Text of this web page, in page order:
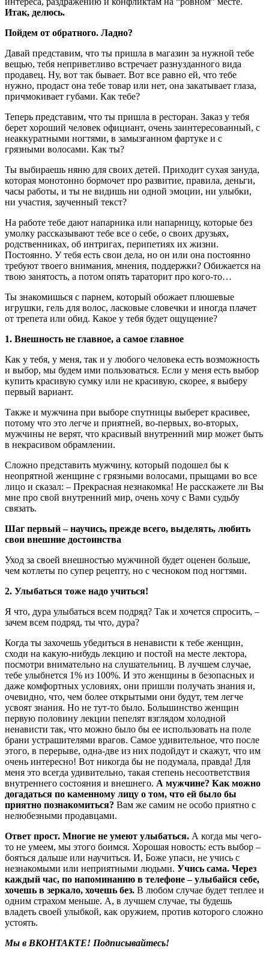
Итак, делюсь.
Пойдем от обратного. Ладно?
Давай представим, что ты пришла в магазин за нужной тебе
вещью, тебя неприветливо встречает разнузданного вида
продавец. Ну, вот так бывает. Вот все равно ей, что тебе
нужно, продаст она тебе товар или нет, она закатывает глаза,
причмокивает губами. Как тебе?
Теперь представим, что ты пришла в ресторан. Заказ у тебя
берет хороший человек официант, очень заинтересованный, с
неаккуратными ногтями, в замызганном фартуке и с
грязными волосами. Как ты?
Ты выбираешь няню для своих детей. Приходит сухая зануда,
которая монотонно бормочет про развитие, правила, деньги,
часы работы, и ты не видишь ни одной эмоции, ни улыбки,
ни участия, заученный текст?
На работе тебе дают напарника или напарницу, которые без
умолку рассказывают тебе все о себе, о своих друзьях,
родственниках, об интригах, перипетиях их жизни.
Постоянно. У тебя есть свои дела, но он или она постоянно
требуют твоего внимания, мнения, поддержки? Обижается на
твою занятость, а потом опять тараторит про кого-то…
Ты знакомишься с парнем, который обожает плюшевые
игрушки, гель для волос, ласковые словечки и иногда плачет
от трепета или обид. Какое у тебя будет ощущение?
1. Внешность не главное, а самое главное
Как у тебя, у меня, так и у любого человека есть возможность
и выбор, мы будем ими пользоваться. Если у меня есть выбор
купить красивую сумку или не красивую, скорее, я выберу
первый вариант.
Также и мужчина при выборе спутницы выберет красивее,
потому что это легче и приятней, во-первых, во-вторых,
мужчины не верят, что красивый внутренний мир может быть
в некрасивом обрамлении.
Сложно представить мужчину, который подошел бы к
неопрятной женщине с грязными волосами, прыщами во все
лицо и сказал: – Прекрасная незнакомка! Не расскажете ли Вы
мне про свой внутренний мир, очень хочу с Вами судьбу
связать.
Шаг первый – научись, прежде всего, выделять, любить
свои внешние достоинства
Уход за своей внешностью мужчиной будет оценен больше,
чем котлеты по супер рецепту, но с чесноком под ногтями.
2. Улыбаться тоже надо учиться!
Я что, дура улыбаться всем подряд? Так и хочется спросить, –
зачем всем подряд, ты что, дура?
Когда ты захочешь убедиться в ненависти к тебе женщин,
сходи на какую-нибудь лекцию и постой на месте лектора,
посмотри внимательно на слушательниц. В лучшем случае,
тебе улыбнется 1% из 100%. И это женщины в безопасных и
даже комфортных условиях, они пришли получать знания и,
очевидно, что, чем более открытыми они будут, тем легче
усвоят знания. Но не тут-то было. Большинство женщин
первую половину лекции пепелят взглядом холодной
ненависти так, что можно было бы ее использовать на поле
брани устрашителями врагов. Самое удивительное, что после
этого, в перерыве, одна-две из них подойдут и скажут, что им
очень интересно! Вот никогда бы не подумала, правда! Для
меня это всегда удивительно, такая степень несоответствия
внутреннего состояния и внешнего. А мужчине? Как можно
догадаться по каменному лицу о том, что ей было бы
приятно познакомиться? Вам же самим не особо приятно с
нелюбезными продавцами.
Ответ прост. Многие не умеют улыбаться. А когда мы чего-
то не умеем, мы этого боимся. Хорошая новость: есть выбор –
бояться дальше или научиться. И, Боже упаси, не учись с
незнакомыми или неприятными людьми. Учись сама. Через
каждый час, по напоминанию в телефоне – улыбайся себе,
хочешь в зеркало, хочешь без. В любом случае будет теплее и
одним страхом меньше. А, в лучшем случае, ты будешь
владеть своей улыбкой, как оружием, против которого сложно
устоять.
Мы в ВКОНТАКТЕ! Подписывайтесь!